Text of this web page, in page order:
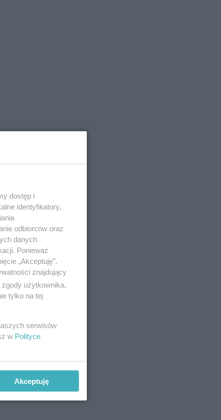
dostęp i
identyfikatory,
odbiorców oraz
danych
Ponieważ
„Akceptuję”.
znajdujący
użytkownika,
tylko na tej
serwisów
w Polityce
Akceptuję